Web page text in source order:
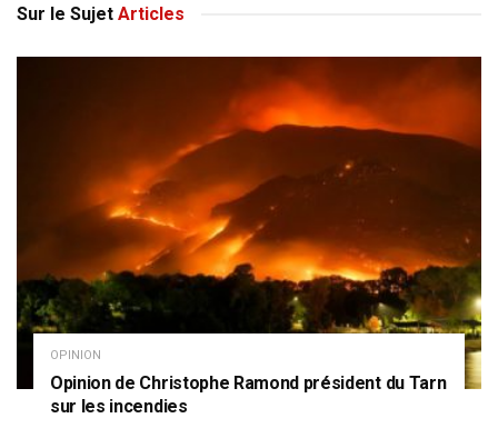
Sur le Sujet Articles
OPINION
Opinion de Christophe Ramond président du Tarn
sur les incendies